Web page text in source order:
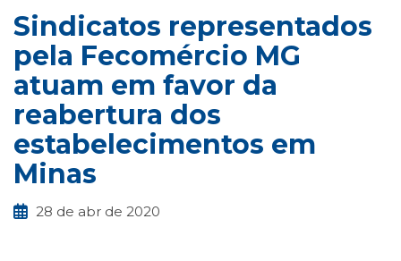
Sindicatos representados
pela Fecomércio MG
atuam em favor da
reabertura dos
estabelecimentos em
Minas
28 de abr de 2020